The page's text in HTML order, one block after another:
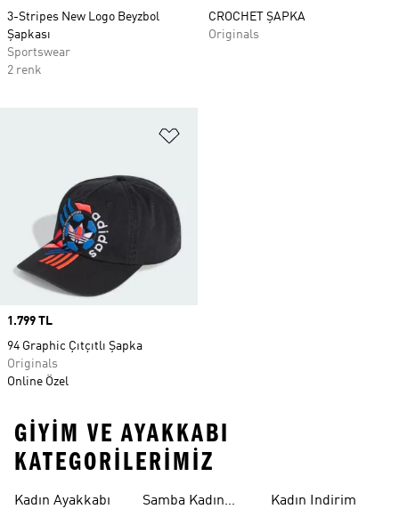
3-Stripes New Logo Beyzbol
Şapkası
Sportswear
2 renk
CROCHET ŞAPKA
Originals
Price
1.799 TL
94 Graphic Çıtçıtlı Şapka
Originals
Online Özel
GIYIM VE AYAKKABI
KATEGORILERIMIZ
Kadın Ayakkabı
Samba Kadın
Kadın Indirim